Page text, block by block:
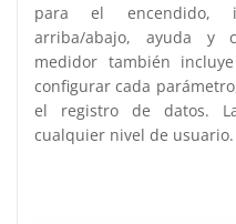
para el encendido,
arriba/abajo, ayuda y
medidor también
configurar cada
el registro de datos.
cualquier nivel de usuario.